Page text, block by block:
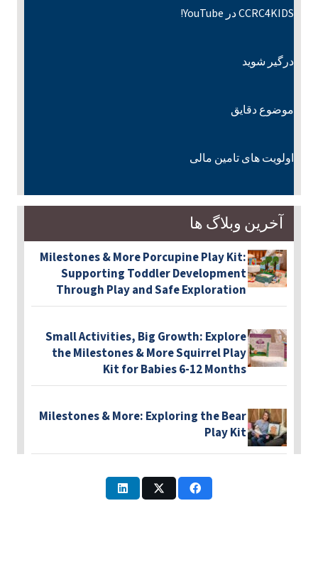
CCRC4KIDS در YouTube!
درگیر شوید
موضوع دقایق
اولویت های تامین مالی
آخرین وبلاگ ها
Milestones & More Porcupine Play Kit:
Supporting Toddler Development
Through Play and Safe Exploration
Small Activities, Big Growth: Explore
the Milestones & More Squirrel Play
Kit for Babies 6-12 Months
Milestones & More: Exploring the Bear
Play Kit